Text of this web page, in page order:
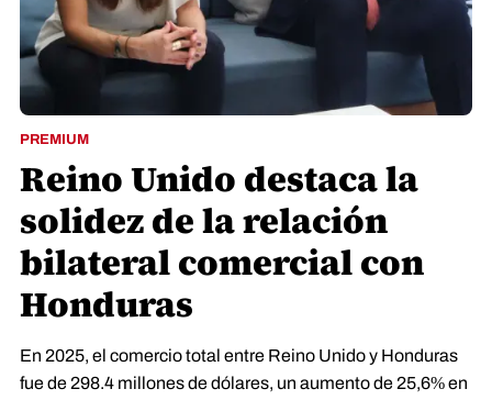
PREMIUM
Reino Unido destaca la
solidez de la relación
bilateral comercial con
Honduras
En 2025, el comercio total entre Reino Unido y Honduras
fue de 298.4 millones de dólares, un aumento de 25,6% en